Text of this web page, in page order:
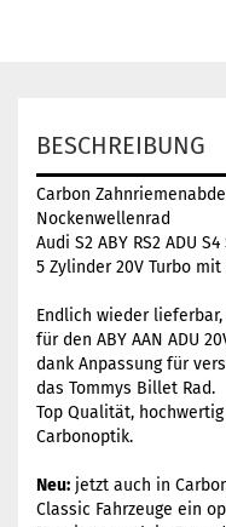
BESCHREIBUNG
Carbon
Nockenwellenrad
Audi S2 ABY RS2 ADU S4
5 Zylinder 20V Turbo
Endlich wieder
für den ABY AAN ADU
dank Anpassung für
das Tommys Billet Rad.
Top Qualität,
Carbonoptik.
Neu: jetzt auch in
Classic Fahrzeuge ein